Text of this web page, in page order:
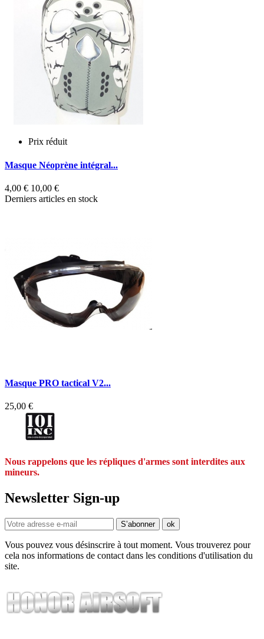
Prix réduit
Masque Néoprène intégral...
4,00 € 10,00 €
Derniers articles en stock
Masque PRO tactical V2...
25,00 €
Nous rappelons que les répliques d'armes sont interdites aux
mineurs.
Newsletter Sign-up
Vous pouvez vous désinscrire à tout moment. Vous trouverez pour
cela nos informations de contact dans les conditions d'utilisation du
site.